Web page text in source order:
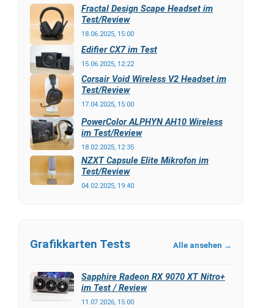
Fractal Design Scape Headset im
Test/Review
18.06.2025, 15:00
Edifier CX7 im Test
15.06.2025, 12:22
Corsair Void Wireless V2 Headset im
Test/Review
17.04.2025, 15:00
PowerColor ALPHYN AH10 Wireless
im Test/Review
18.02.2025, 12:35
NZXT Capsule Elite Mikrofon im
Test/Review
04.02.2025, 19:40
Grafikkarten Tests Alle ansehen →
Sapphire Radeon RX 9070 XT Nitro+
im Test / Review
11.07.2026, 15:00